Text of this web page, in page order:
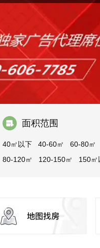
面积范围
40㎡以下 40-60㎡
60-80㎡
80-120㎡
120-150㎡ 150㎡